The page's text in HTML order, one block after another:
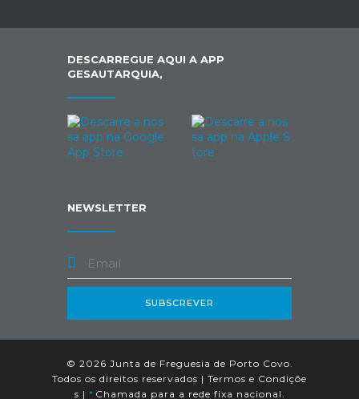
DESCARREGUE AQUI A APP
GESAUTARQUIA,
NEWSLETTER
SUBSCREVER
© 2026 Junta de Freguesia de Porto Covo.
Todos os direitos reservados | Termos e Condiçõe
s | * Chamada para a rede fixa nacional.